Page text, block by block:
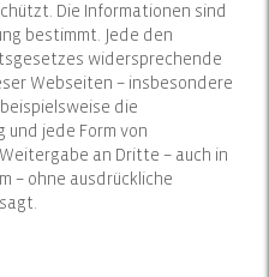
Die Informationen sind
bestimmt. Jede den
widersprechende
Webseiten – insbesondere
die
jede Form von
an Dritte – auch in
– ohne ausdrückliche